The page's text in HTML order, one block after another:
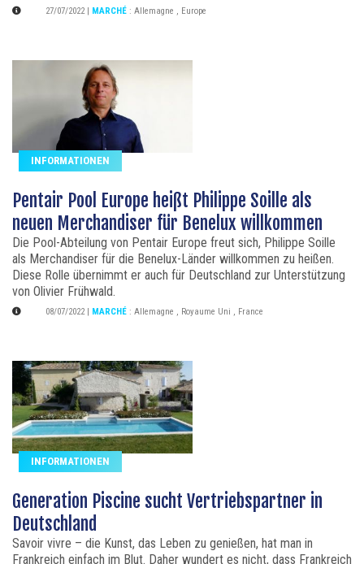
27/07/2022 MARCHÉ : Allemagne , Europe
INFORMATIONEN
Pentair Pool Europe heißt Philippe Soille als
neuen Merchandiser für Benelux willkommen
Die Pool-Abteilung von Pentair Europe freut sich, Philippe Soille
als Merchandiser für die Benelux-Länder willkommen zu heißen.
Diese Rolle übernimmt er auch für Deutschland zur Unterstützung
von Olivier Frühwald.
08/07/2022 MARCHÉ : Allemagne , Royaume Uni , France
INFORMATIONEN
Generation Piscine sucht Vertriebspartner in
Deutschland
Savoir vivre – die Kunst, das Leben zu genießen, hat man in
Frankreich einfach im Blut. Daher wundert es nicht, dass Frankreich